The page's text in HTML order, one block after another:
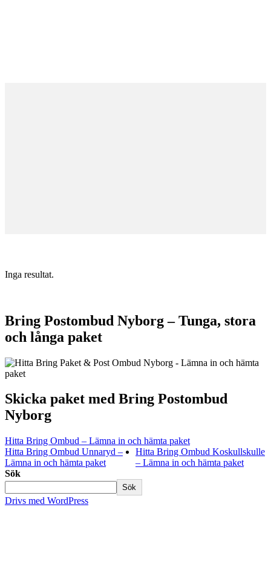
Inga resultat.
Bring Postombud Nyborg – Tunga, stora
och långa paket
Skicka paket med Bring Postombud
Nyborg
Hitta Bring Ombud – Lämna in och hämta paket
Hitta Bring Ombud Unnaryd –
Lämna in och hämta paket
Hitta Bring Ombud Koskullskulle
– Lämna in och hämta paket
Sök
Sök
Drivs med WordPress